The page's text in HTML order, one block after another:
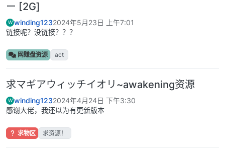
ー [2G]
W winding1232024年5月23日 上午7:01
链接呢？没链接？？？
网赚盘资源 act
求マギアウィッチイオリ~awakening资源
W winding1232024年4月24日 下午3:30
感谢大佬，我还以为有更新版本
求物区 求资源！